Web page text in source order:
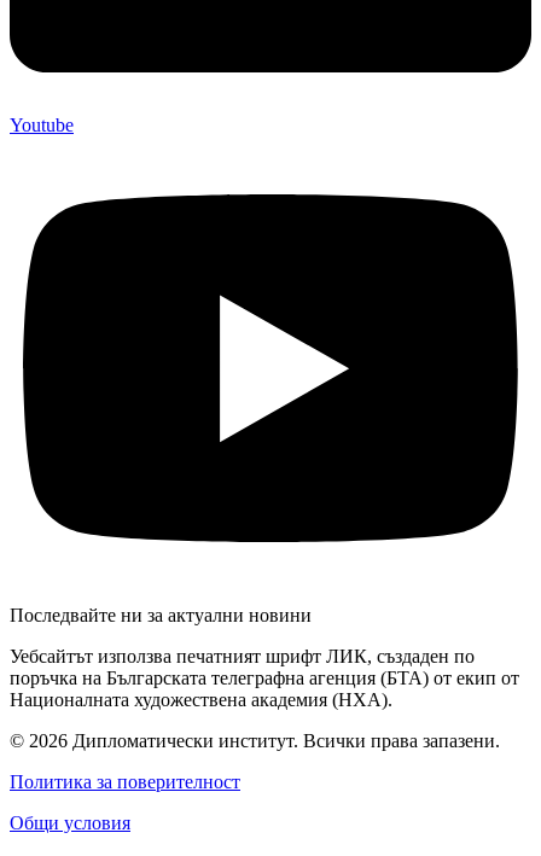
Youtube
Последвайте ни за актуални новини
Уебсайтът използва печатният шрифт ЛИК, създаден по
поръчка на Българската телеграфна агенция (БТА) от екип от
Националната художествена академия (НХА).
© 2026 Дипломатически институт. Всички права запазени.
Политика за поверителност
Общи условия